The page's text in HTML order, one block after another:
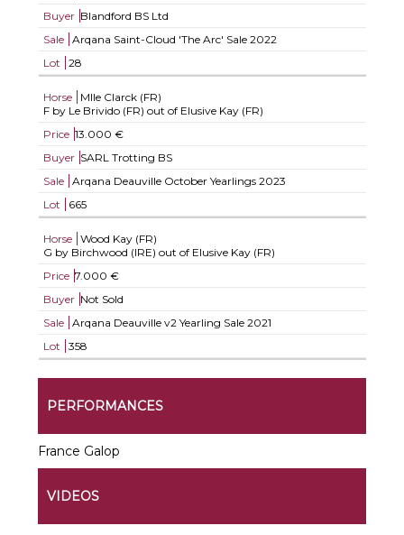
Buyer Blandford BS Ltd
Sale
Arqana Saint-Cloud 'The Arc' Sale 2022
Lot
28
Horse
Mlle Clarck (FR)
F by Le Brivido (FR) out of Elusive Kay (FR)
Price 13.000 €
Buyer SARL Trotting BS
Sale
Arqana Deauville October Yearlings 2023
Lot
665
Horse
Wood Kay (FR)
G by Birchwood (IRE) out of Elusive Kay (FR)
Price 7.000 €
Buyer Not Sold
Sale
Arqana Deauville v2 Yearling Sale 2021
Lot
358
PERFORMANCES
France Galop
VIDEOS